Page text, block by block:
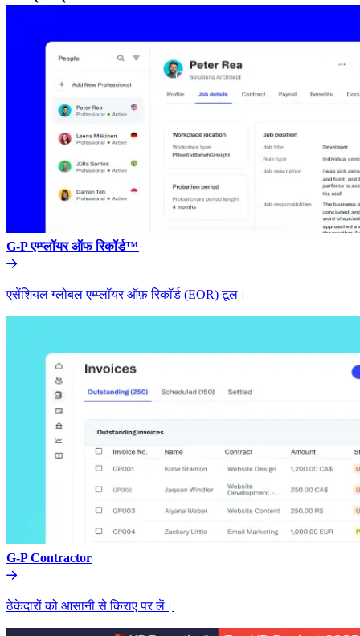
G-P एम्प्लॉयर ऑफ रिकॉर्ड™​​
एसेंशियल ग्लोबल एम्प्लॉयर ऑफ़ रिकॉर्ड (EOR) टूल।​​
G-P Contractor​​
ठेकेदारों को आसानी से किराए पर लें।​​